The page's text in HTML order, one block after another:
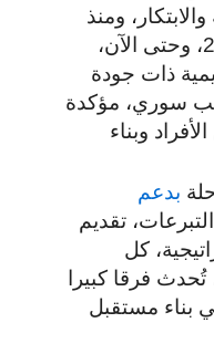
ومنذ
انطلاقها في نهاية عام 2019، وحتى الآن،
ذات جودة
31 ألف طالب سوري، مؤكدة
وبناء
بدعم
تقديم
كل
فرقا كبيرا
بناء مستقبل